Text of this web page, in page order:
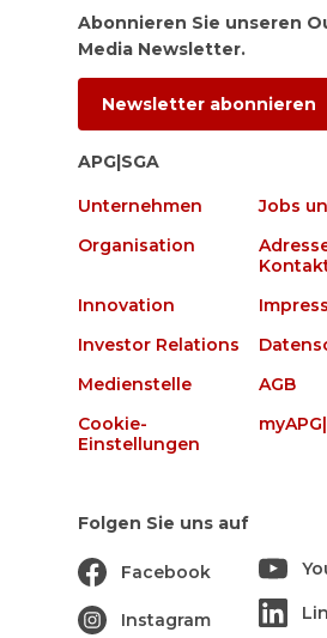
Abonnieren Sie unseren
Media Newsletter.
Newsletter abonnieren
APG|SGA
Unternehmen
Jobs
Organisation
Innovation
Investor Relations
Medienstelle
AGB
Cookie-
Einstellungen
Folgen Sie uns auf
Facebook
Instagram